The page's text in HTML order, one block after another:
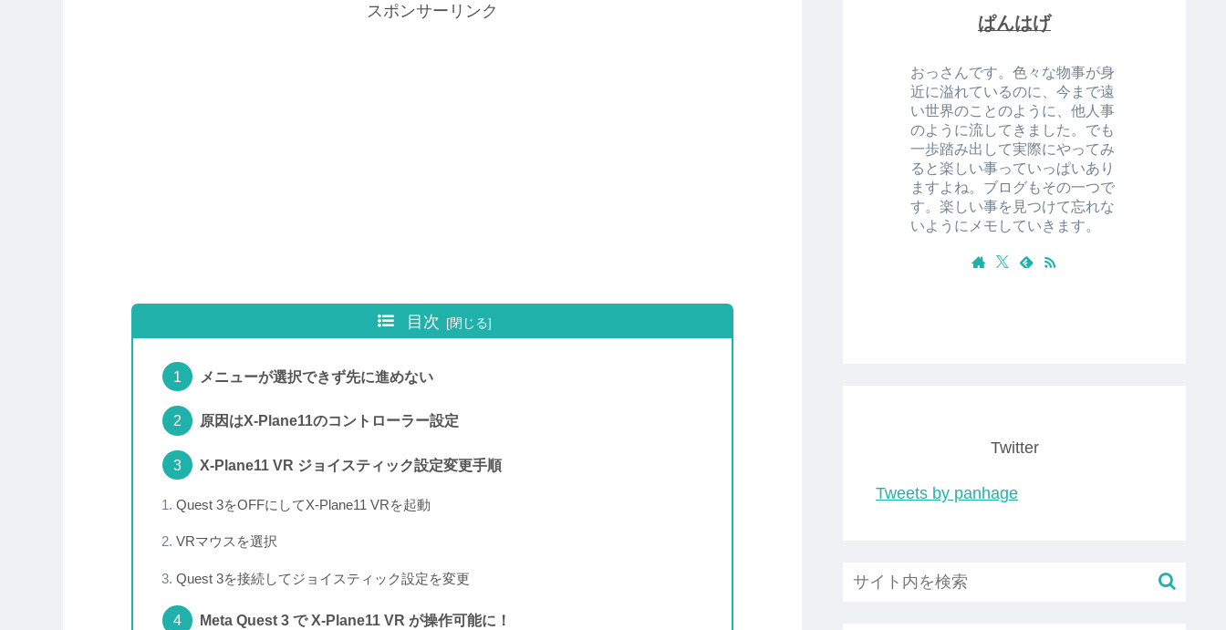
スポンサーリンク
目次
メニューが選択できず先に進めない
原因はX-Plane11のコントローラー設定
X-Plane11 VR ジョイスティック設定変更手順
Quest 3をOFFにしてX-Plane11 VRを起動
VRマウスを選択
Quest 3を接続してジョイスティック設定を変更
Meta Quest 3 で X-Plane11 VR が操作可能に！
ぱんはげ
おっさんです。色々な物事が身
近に溢れているのに、今まで遠
い世界のことのように、他人事
のように流してきました。でも
一歩踏み出して実際にやってみ
ると楽しい事っていっぱいあり
ますよね。ブログもその一つで
す。楽しい事を見つけて忘れな
いようにメモしていきます。
Twitter
Tweets by panhage